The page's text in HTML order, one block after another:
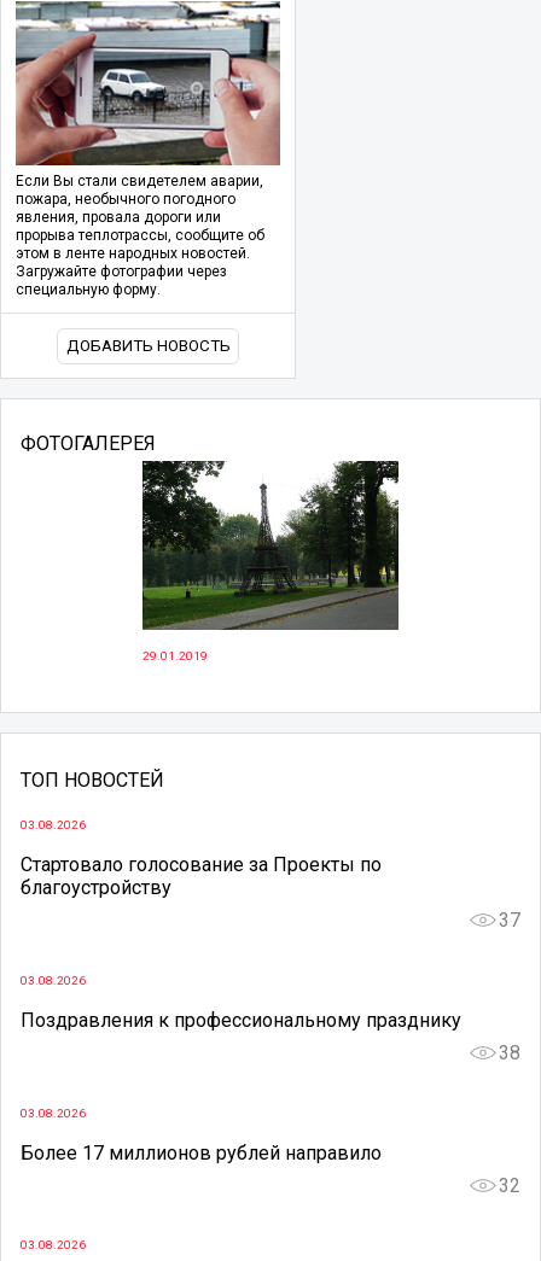
Если Вы стали свидетелем аварии,
пожара, необычного погодного
явления, провала дороги или
прорыва теплотрассы, сообщите об
этом в ленте народных новостей.
Загружайте фотографии через
специальную форму.
ДОБАВИТЬ НОВОСТЬ
ФОТОГАЛЕРЕЯ
29.01.2019
ТОП НОВОСТЕЙ
03.08.2026
Стартовало голосование за Проекты по
благоустройству
37
03.08.2026
Поздравления к профессиональному празднику
38
03.08.2026
Более 17 миллионов рублей направило
32
03.08.2026